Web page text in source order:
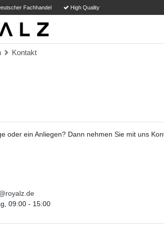
Fachhandel High Quality
Kontakt
oder ein Anliegen? Dann nehmen Sie mit uns
09:00 - 15:00